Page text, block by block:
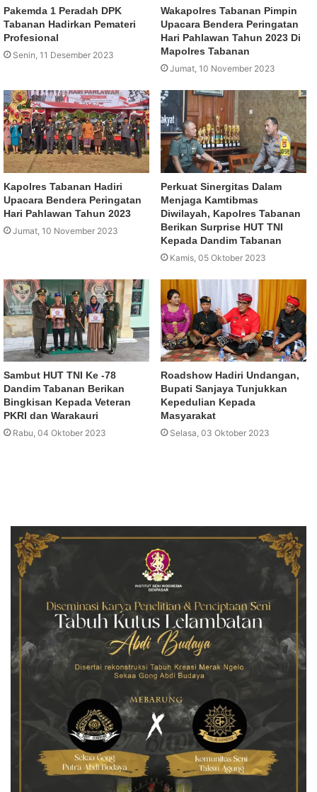
Pakemda 1 Peradah DPK
Tabanan Hadirkan Pemateri
Profesional
Senin, 11 Desember 2023
Wakapolres Tabanan Pimpin
Upacara Bendera Peringatan
Hari Pahlawan Tahun 2023 Di
Mapolres Tabanan
Jumat, 10 November 2023
Kapolres Tabanan Hadiri
Upacara Bendera Peringatan
Hari Pahlawan Tahun 2023
Jumat, 10 November 2023
Perkuat Sinergitas Dalam
Menjaga Kamtibmas
Diwilayah, Kapolres Tabanan
Berikan Surprise HUT TNI
Kepada Dandim Tabanan
Kamis, 05 Oktober 2023
Sambut HUT TNI Ke -78
Dandim Tabanan Berikan
Bingkisan Kepada Veteran
PKRI dan Warakauri
Rabu, 04 Oktober 2023
Roadshow Hadiri Undangan,
Bupati Sanjaya Tunjukkan
Kepedulian Kepada
Masyarakat
Selasa, 03 Oktober 2023